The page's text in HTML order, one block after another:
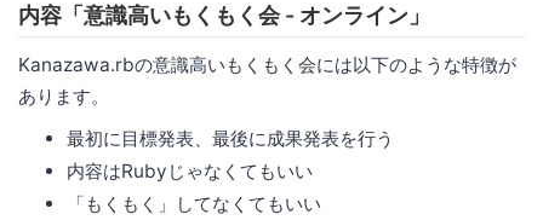
内容「意識高いもくもく会 - オンライン」
Kanazawa.rbの意識高いもくもく会には以下のような特徴が
あります。
最初に目標発表、最後に成果発表を行う
内容はRubyじゃなくてもいい
「もくもく」してなくてもいい